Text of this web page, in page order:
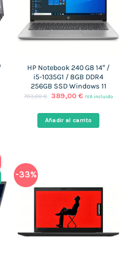
€.
HP Notebook 240 G8 14″ /
i5-1035G1 / 8GB DDR4
256GB SSD Windows 11
793,00€ El
era:
793,00 €.
389,00 €El
es:
389,00 €.
IVA incluido
Añadir al carrito
-33%